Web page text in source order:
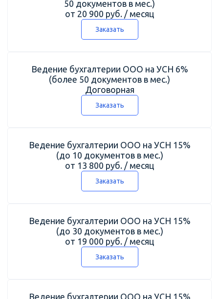
50 документов в мес.)
от 20 900 руб. / месяц
Заказать
Ведение бухгалтерии ООО на УСН 6%
(более 50 документов в мес.)
Договорная
Заказать
Ведение бухгалтерии ООО на УСН 15%
(до 10 документов в мес.)
от 13 800 руб. / месяц
Заказать
Ведение бухгалтерии ООО на УСН 15%
(до 30 документов в мес.)
от 19 000 руб. / месяц
Заказать
Ведение бухгалтерии ООО на УСН 15%